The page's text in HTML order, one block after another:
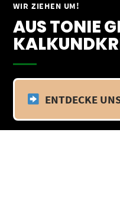
WIR ZIEHEN UM!
AUS TONIE
ENTDECKE
Springe
Inhalt
Vom 09.04.25 - 20.04.25
Zeitraum findet